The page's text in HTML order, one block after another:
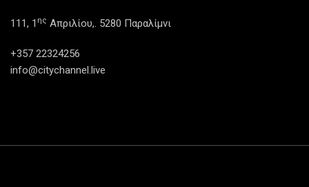
111, 1 ης Απριλίου,. 5280 Παραλίμνι
+357 22324256
info@citychannel.live